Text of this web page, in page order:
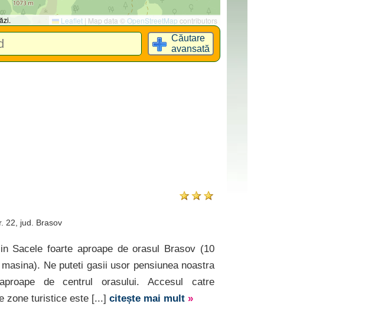
Leaflet | Map data ©OpenStreetMap contributors
Căutare
avansată
22 , jud. Brasov
Sacele foarte aproape de orasul Brasov (10
Ne puteti gasii usor pensiunea noastra
de centrul orasului. Accesul catre
zone turistice este [...] citește mai mult »